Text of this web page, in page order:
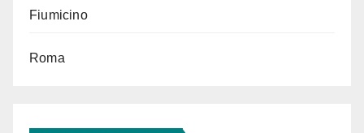
Fiumicino
Roma